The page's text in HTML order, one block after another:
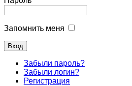
Запомнить меня
Забыли пароль?
Забыли логин?
Регистрация